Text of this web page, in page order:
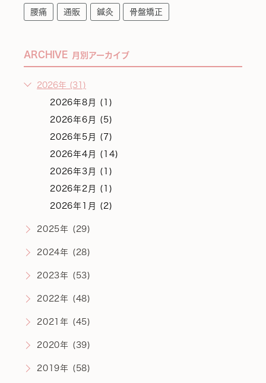
腰痛 通販 鍼灸 骨盤矯正
ARCHIVE 月別アーカイブ
2026年 (31)
2026年8月 (1)
2026年6月 (5)
2026年5月 (7)
2026年4月 (14)
2026年3月 (1)
2026年2月 (1)
2026年1月 (2)
2025年 (29)
2024年 (28)
2023年 (53)
2022年 (48)
2021年 (45)
2020年 (39)
2019年 (58)